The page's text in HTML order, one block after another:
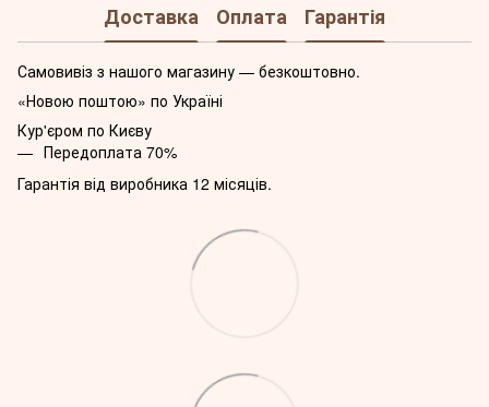
Доставка Оплата Гарантія
Самовивіз з нашого магазину — безкоштовно.
«Новою поштою» по Україні
Кур'єром по Києву
Передоплата 70%
Гарантія від виробника 12 місяців.